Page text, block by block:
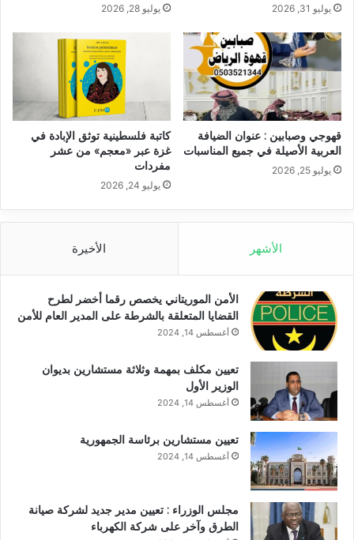
يوليو 31, 2026 يوليو 28, 2026
قهوجي وصبابين : عنوان الضيافة
العربية الأصيلة في جميع المناسبات
يوليو 25, 2026
كاتبة فلسطينية توثق الإبادة في
غزة عبر «معجم» من عشر
مفردات
يوليو 24, 2026
الأشهر الأخيرة
الأمن الموريتاني يخصص رقما أخضر لطرح
القضايا المتعلقة بالشرطة على المدير العام للأمن
أغسطس 14, 2024
تعيين مكلف بمهمة وثلاثة مستشارين بديوان
الوزير الأول
أغسطس 14, 2024
تعيين مستشارين برئاسة الجمهورية
أغسطس 14, 2024
مجلس الوزراء : تعيين مدير جديد لشركة صيانة
الطرق وآخر على شركة الكهرباء